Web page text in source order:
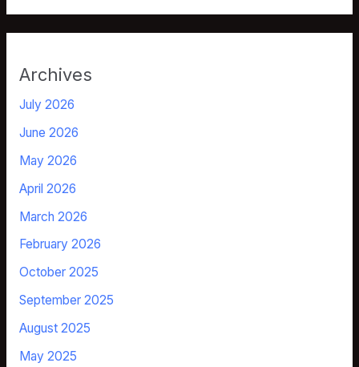
Archives
July 2026
June 2026
May 2026
April 2026
March 2026
February 2026
October 2025
September 2025
August 2025
May 2025